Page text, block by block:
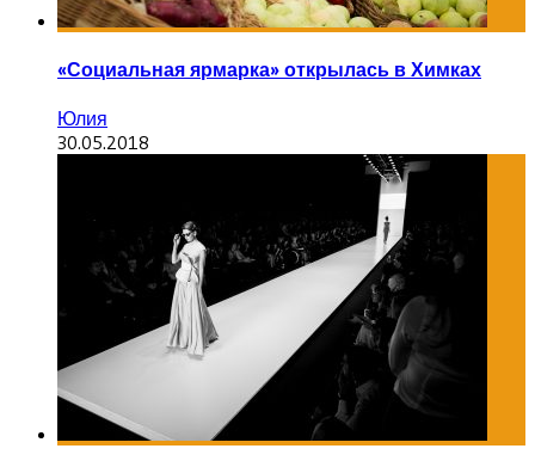
«Социальная ярмарка» открылась в Химках
Юлия
30.05.2018